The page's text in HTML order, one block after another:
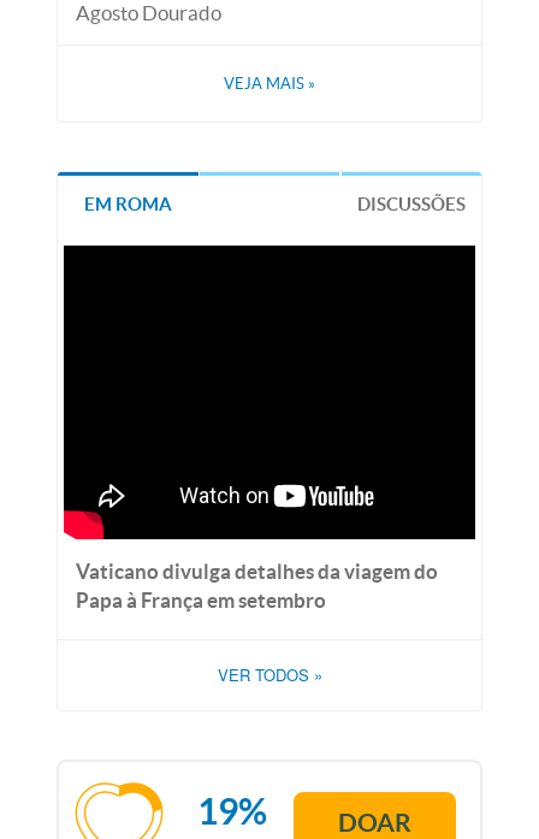
Agosto Dourado
VEJA MAIS »
EM ROMA DISCUSSÕES
Vaticano divulga detalhes da viagem do
Papa à França em setembro
VER TODOS »
19% DOAR